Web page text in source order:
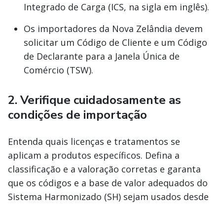
Integrado de Carga (ICS, na sigla em inglês).
Os importadores da Nova Zelândia devem
solicitar um Código de Cliente e um Código
de Declarante para a Janela Única de
Comércio (TSW).
2. Verifique cuidadosamente as
condições de importação
Entenda quais licenças e tratamentos se
aplicam a produtos específicos. Defina a
classificação e a valoração corretas e garanta
que os códigos e a base de valor adequados do
Sistema Harmonizado (SH) sejam usados desde